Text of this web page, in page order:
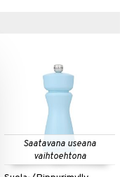
Saatavana useana
vaihtoehtona